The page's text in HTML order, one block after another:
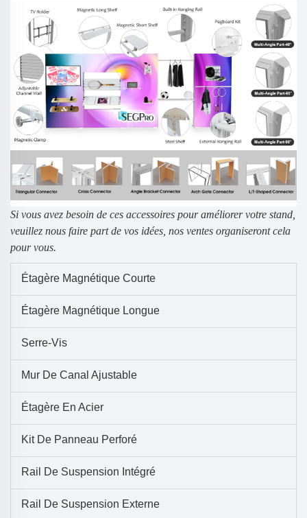
Si vous avez besoin de ces accessoires pour améliorer votre stand,
veuillez nous faire part de vos idées, nos ventes organiseront cela
pour vous.
Étagère Magnétique Courte
Étagère Magnétique Longue
Serre-Vis
Mur De Canal Ajustable
Étagère En Acier
Kit De Panneau Perforé
Rail De Suspension Intégré
Rail De Suspension Externe